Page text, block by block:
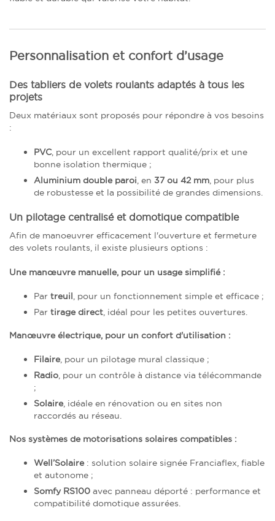
Personnalisation et confort d’usage
Des tabliers de volets roulants adaptés à tous les
projets
Deux matériaux sont proposés pour répondre à vos besoins
:
PVC, pour un excellent rapport qualité/prix et une
bonne isolation thermique ;
Aluminium double paroi, en 37 ou 42 mm, pour plus
de robustesse et la possibilité de grandes dimensions.
Un pilotage centralisé et domotique compatible
Afin de manoeuvrer efficacement l'ouverture et fermeture
des volets roulants, il existe plusieurs options :
Une manœuvre manuelle, pour un usage simplifié :
Par treuil, pour un fonctionnement simple et efficace ;
Par tirage direct, idéal pour les petites ouvertures.
Manœuvre électrique, pour un confort d'utilisation :
Filaire, pour un pilotage mural classique ;
Radio, pour un contrôle à distance via télécommande
;
Solaire, idéale en rénovation ou en sites non
raccordés au réseau.
Nos systèmes de motorisations solaires compatibles :
Well’Solaire: solution solaire signée Franciaflex, fiable
et autonome ;
Somfy RS100 avec panneau déporté : performance et
compatibilité domotique assurées.